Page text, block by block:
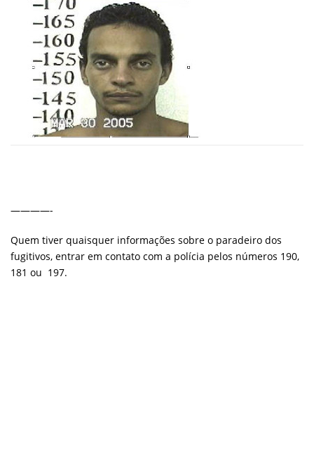
————-
Quem tiver quaisquer informações sobre o paradeiro dos
fugitivos, entrar em contato com a polícia pelos números 190,
181 ou 197.